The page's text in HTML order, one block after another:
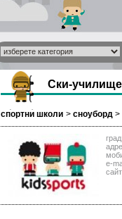
Ски-
спортни школи > сноуборд >
град:
е-